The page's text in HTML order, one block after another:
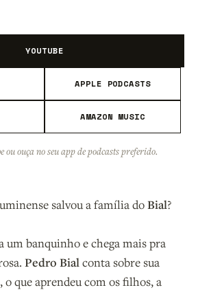
YOUTUBE
APPLE PODCASTS
AMAZON MUSIC
ou ouça no seu app de podcasts preferido.
salvou a família doBial?
um banquinho e chega mais pra
Pedro Bialconta sobre sua
que aprendeu com os filhos, a